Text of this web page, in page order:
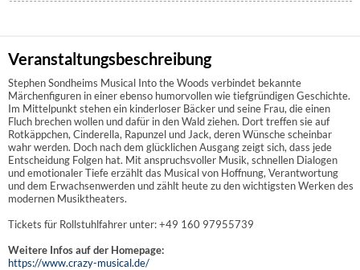
Veranstaltungsbeschreibung
Stephen Sondheims Musical Into the Woods verbindet bekannte
Märchenfiguren in einer ebenso humorvollen wie tiefgründigen Geschichte.
Im Mittelpunkt stehen ein kinderloser Bäcker und seine Frau, die einen
Fluch brechen wollen und dafür in den Wald ziehen. Dort treffen sie auf
Rotkäppchen, Cinderella, Rapunzel und Jack, deren Wünsche scheinbar
wahr werden. Doch nach dem glücklichen Ausgang zeigt sich, dass jede
Entscheidung Folgen hat. Mit anspruchsvoller Musik, schnellen Dialogen
und emotionaler Tiefe erzählt das Musical von Hoffnung, Verantwortung
und dem Erwachsenwerden und zählt heute zu den wichtigsten Werken des
modernen Musiktheaters.
Tickets für Rollstuhlfahrer unter: +49 160 97955739
Weitere Infos auf der Homepage:
https://www.crazy-musical.de/